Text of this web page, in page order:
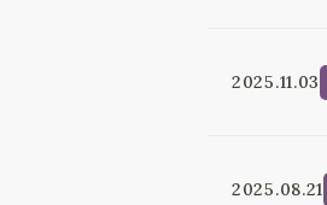
2025.11.03
2025.08.21